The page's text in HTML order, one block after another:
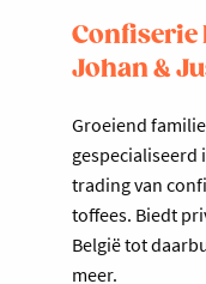
Confiserie
Johan &
Groeiend
gespecialiseerd
trading van
toffees. Biedt
België tot
meer.